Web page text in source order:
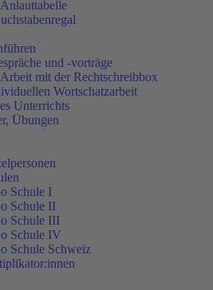
und -vorträge
mit der Rechtschreibbox
Wortschatzarbeit
Unterrichts
Übungen
Schule I
Schule II
Schule III
Schule IV
Schule Schweiz